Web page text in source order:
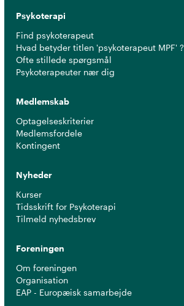
Psykoterapi
Find psykoterapeut
Hvad betyder titlen 'psykoterapeut MPF' ?
Ofte stillede spørgsmål
Psykoterapeuter nær dig
Medlemskab
Optagelseskriterier
Medlemsfordele
Kontingent
Nyheder
Kurser
Tidsskrift for Psykoterapi
Tilmeld nyhedsbrev
Foreningen
Om foreningen
Organisation
EAP - Europæisk samarbejde